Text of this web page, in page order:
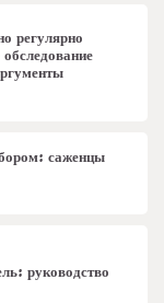
регулярно
саженцы
руководство